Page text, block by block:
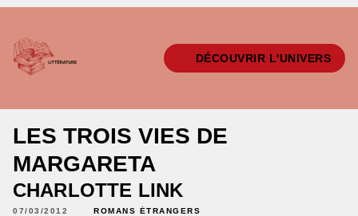
DÉCOUVRIR L'UNIVERS
LES TROIS VIES DE
MARGARETA
CHARLOTTE LINK
07/03/2012 ROMANS ÉTRANGERS